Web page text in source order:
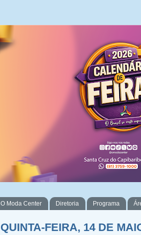
O Moda Center Diretoria Programa
QUINTA-FEIRA, 14 DE